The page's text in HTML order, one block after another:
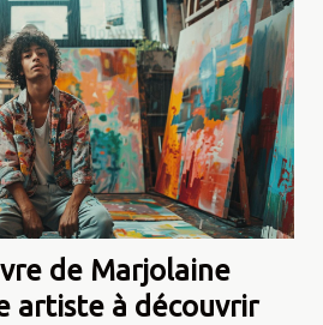
de Marjolaine
artiste à découvrir